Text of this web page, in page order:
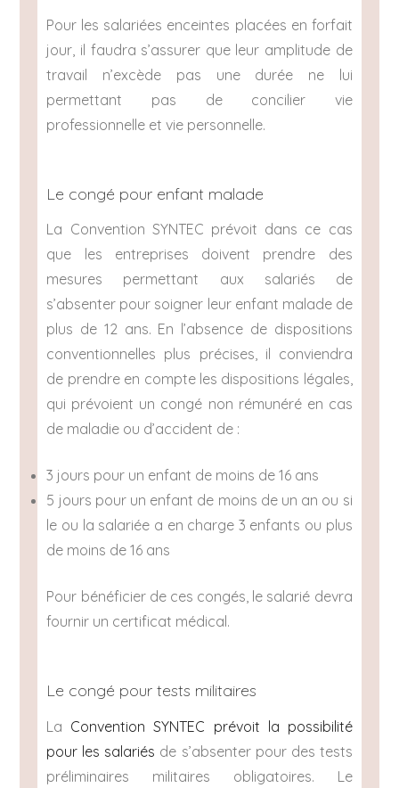
Pour les salariées enceintes placées en forfait
jour, il faudra s’assurer que leur amplitude de
travail n’excède pas une durée ne lui
permettant pas de concilier vie
professionnelle et vie personnelle.
Le congé pour enfant malade
La Convention SYNTEC prévoit dans ce cas
que les entreprises doivent prendre des
mesures permettant aux salariés de
s’absenter pour soigner leur enfant malade de
plus de 12 ans. En l’absence de dispositions
conventionnelles plus précises, il conviendra
de prendre en compte les dispositions légales,
qui prévoient un congé non rémunéré en cas
de maladie ou d’accident de :
3 jours pour un enfant de moins de 16 ans
5 jours pour un enfant de moins de un an ou si
le ou la salariée a en charge 3 enfants ou plus
de moins de 16 ans
Pour bénéficier de ces congés, le salarié devra
fournir un certificat médical.
Le congé pour tests militaires
La Convention SYNTEC prévoit la possibilité
pour les salariés de s’absenter pour des tests
préliminaires militaires obligatoires. Le